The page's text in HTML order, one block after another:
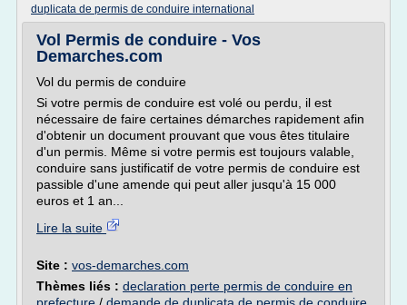
duplicata de permis de conduire international
Vol Permis de conduire - Vos
Demarches.com
Vol du permis de conduire
Si votre permis de conduire est volé ou perdu, il est
nécessaire de faire certaines démarches rapidement afin
d'obtenir un document prouvant que vous êtes titulaire
d'un permis. Même si votre permis est toujours valable,
conduire sans justificatif de votre permis de conduire est
passible d'une amende qui peut aller jusqu'à 15 000
euros et 1 an...
Lire la suite
Site : vos-demarches.com
Thèmes liés : declaration perte permis de conduire en